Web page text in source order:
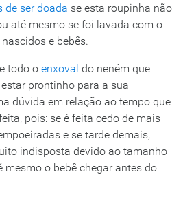
de ser doada se esta roupinha não
até mesmo se foi lavada com o
e bebês.
todo o enxoval do neném que
prontinho para a sua
dúvida em relação ao tempo que
pois: se é feita cedo de mais
e se tarde demais,
indisposta devido ao tamanho
mesmo o bebê chegar antes do